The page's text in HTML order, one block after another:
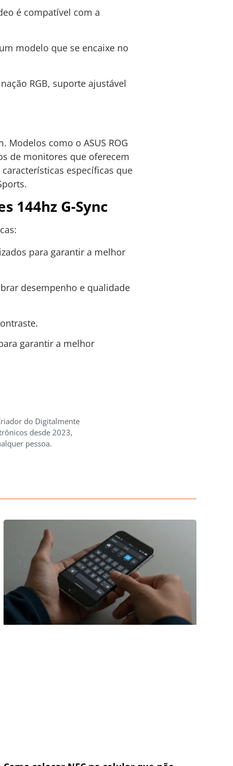
é compatível com a
modelo que se encaixe no
RGB, suporte ajustável
Modelos como o ASUS ROG
de monitores que oferecem
específicas que
144hz G-Sync
para garantir a melhor
desempenho e qualidade
garantir a melhor
do Digitalmente
desde 2023,
pessoa.